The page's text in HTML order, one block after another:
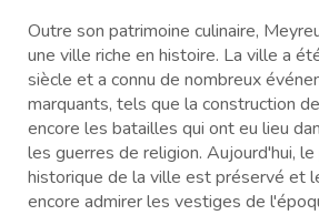
Outre son patrimoine culinaire,
une ville riche en histoire. La ville a
siècle et a connu de nombreux
marquants, tels que la construction
encore les batailles qui ont eu lieu
les guerres de religion. Aujourd'hui,
historique de la ville est préservé et
encore admirer les vestiges de